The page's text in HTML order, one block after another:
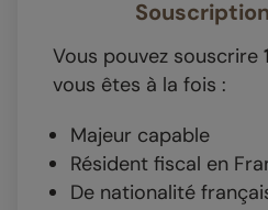
Vous pouvez souscrire
vous êtes à la fois :
Majeur capable
Résident fiscal en
De nationalité